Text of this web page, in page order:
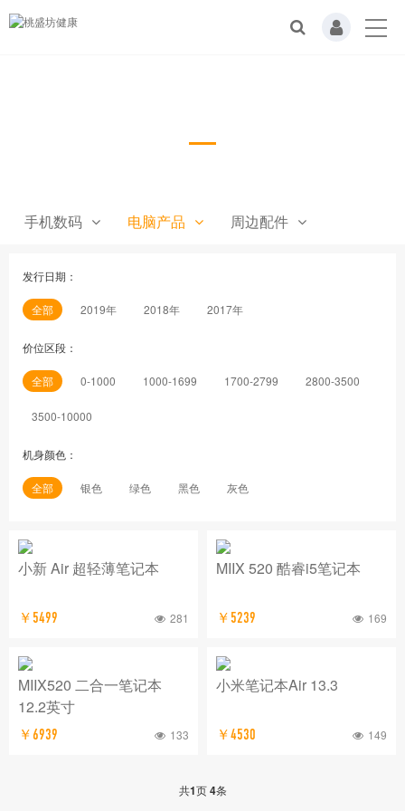
手机数码 电脑产品 周边配件
发行日期：
全部 2019年 2018年 2017年
价位区段：
全部 0-1000 1000-1699 1700-2799 2800-3500
3500-10000
机身颜色：
全部 银色 绿色 黑色 灰色
小新 Air 超轻薄笔记本
￥5499 281
MIIX 520 酷睿i5笔记本
￥5239 169
MIIX520 二合一笔记本
12.2英寸
￥6939 133
小米笔记本Air 13.3
￥4530 149
共1页4条